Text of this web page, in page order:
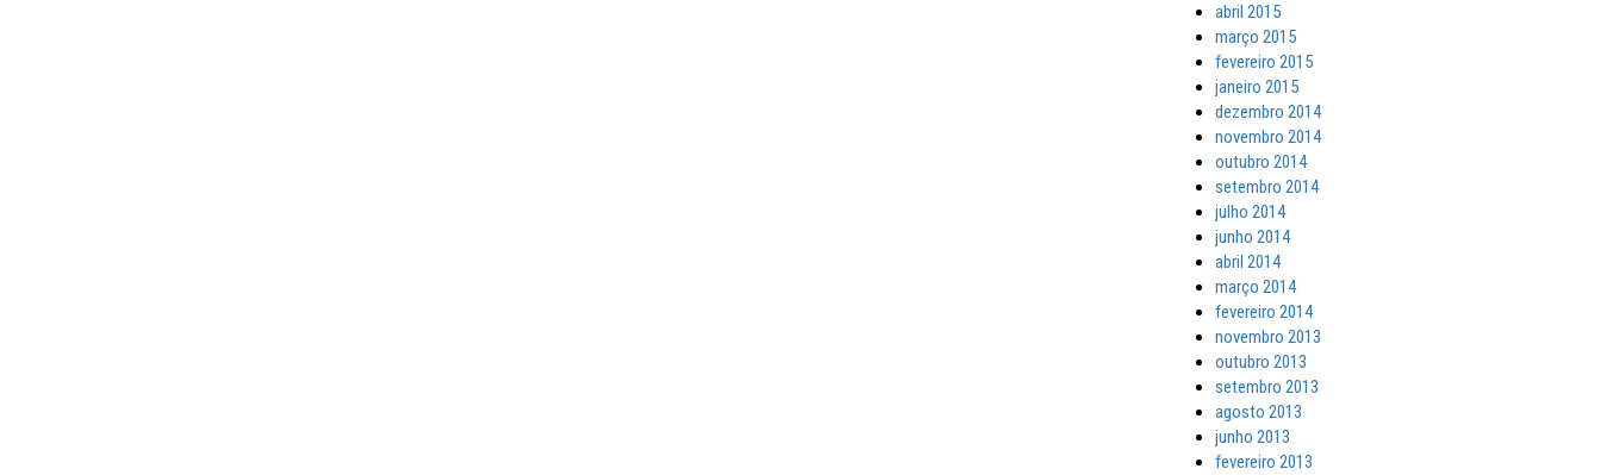
abril 2015
março 2015
fevereiro 2015
janeiro 2015
dezembro 2014
novembro 2014
outubro 2014
setembro 2014
julho 2014
junho 2014
abril 2014
março 2014
fevereiro 2014
novembro 2013
outubro 2013
setembro 2013
agosto 2013
junho 2013
fevereiro 2013